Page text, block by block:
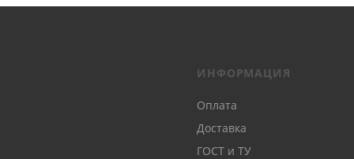
ИНФОРМАЦИЯ
Оплата
Доставка
ГОСТ и ТУ